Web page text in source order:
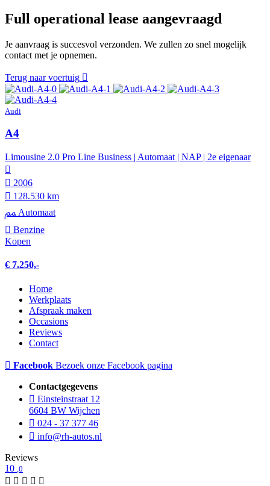
Full operational lease aangevraagd
Je aanvraag is succesvol verzonden. We zullen zo snel mogelijk
contact met je opnemen.
Terug naar voertuig
Audi
A4
Limousine 2.0 Pro Line Business | Automaat | NAP | 2e eigenaar
2006
128.530 km
Automaat
Benzine
Kopen
€ 7.250,-
Home
Werkplaats
Afspraak maken
Occasions
Reviews
Contact
Facebook Bezoek onze Facebook pagina
Contactgegevens
Einsteinstraat 12
6604 BW Wijchen
024 - 37 377 46
info@rh-autos.nl
Reviews
10 ,0